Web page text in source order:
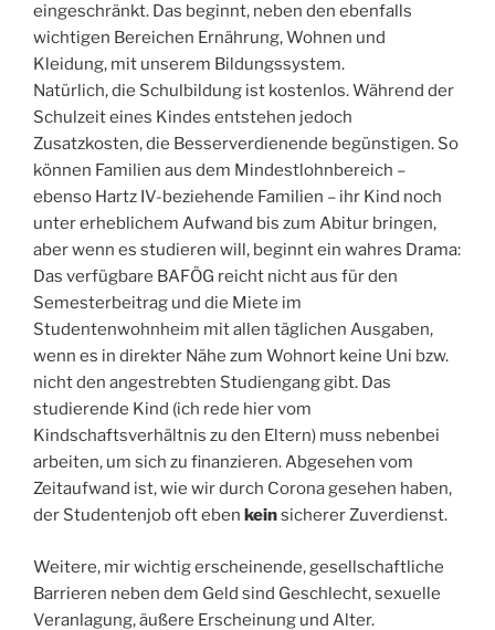
eingeschränkt. Das beginnt, neben den ebenfalls
wichtigen Bereichen Ernährung, Wohnen und
Kleidung, mit unserem Bildungssystem.
Natürlich, die Schulbildung ist kostenlos. Während der
Schulzeit eines Kindes entstehen jedoch
Zusatzkosten, die Besserverdienende begünstigen. So
können Familien aus dem Mindestlohnbereich –
ebenso Hartz IV-beziehende Familien – ihr Kind noch
unter erheblichem Aufwand bis zum Abitur bringen,
aber wenn es studieren will, beginnt ein wahres Drama:
Das verfügbare BAFÖG reicht nicht aus für den
Semesterbeitrag und die Miete im
Studentenwohnheim mit allen täglichen Ausgaben,
wenn es in direkter Nähe zum Wohnort keine Uni bzw.
nicht den angestrebten Studiengang gibt. Das
studierende Kind (ich rede hier vom
Kindschaftsverhältnis zu den Eltern) muss nebenbei
arbeiten, um sich zu finanzieren. Abgesehen vom
Zeitaufwand ist, wie wir durch Corona gesehen haben,
der Studentenjob oft eben keinsicherer Zuverdienst.
Weitere, mir wichtig erscheinende, gesellschaftliche
Barrieren neben dem Geld sind Geschlecht, sexuelle
Veranlagung, äußere Erscheinung und Alter.